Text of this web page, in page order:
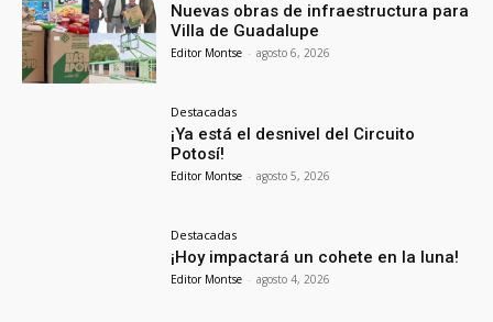
Nuevas obras de infraestructura para
Villa de Guadalupe
Editor Montse - agosto 6, 2026
Destacadas
¡Ya está el desnivel del Circuito
Potosí!
Editor Montse - agosto 5, 2026
Destacadas
¡Hoy impactará un cohete en la luna!
Editor Montse - agosto 4, 2026